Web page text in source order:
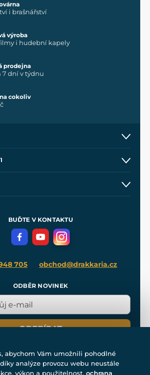
i brašnářství
výroba
i hudební kapely
prodejna
7 dní v týdnu
cokoliv
Come
BUĎTE V KONTAKTU
705 obchod@drakkaria.cz
ODBĚR NOVINEK
ODEBÍRAT
abychom Vám umožnili pohodlné
analýze provozu webu neustále
výkon a použitelnost. ochrana